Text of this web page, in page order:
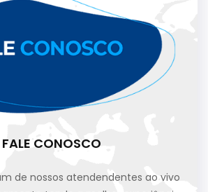
FALE CONOSCO
de nossos atendendentes ao vivo